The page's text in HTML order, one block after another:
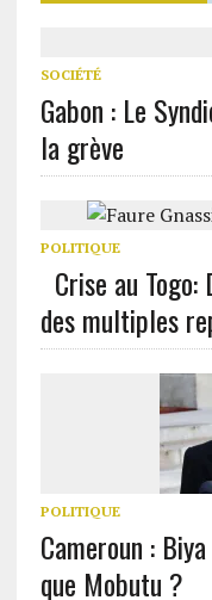
SOCIÉTÉ
Gabon : Le
la grève
POLITIQUE
Crise au
des multiples
POLITIQUE
Cameroun :
que Mobutu ?